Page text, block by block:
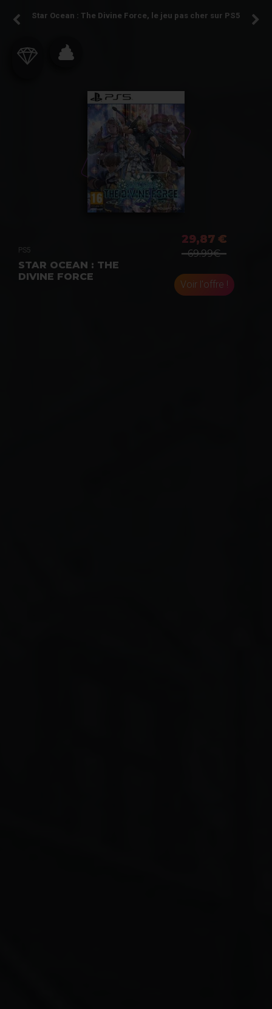
Star Ocean : The Divine Force, le jeu pas cher sur PS5
PS5
STAR OCEAN : THE
DIVINE FORCE
29,87 €
69.99€
Voir l'offre !